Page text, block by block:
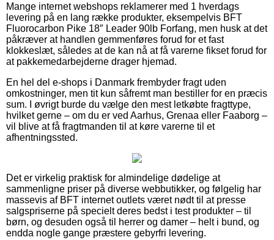
Mange internet webshops reklamerer med 1 hverdags
levering på en lang række produkter, eksempelvis BFT
Fluorocarbon Pike 18″ Leader 90lb Forfang, men husk at det
påkræver at handlen gemmenføres forud for et fast
klokkeslæt, således at de kan nå at få varerne fikset forud for
at pakkemedarbejderne drager hjemad.
En hel del e-shops i Danmark frembyder fragt uden
omkostninger, men tit kun såfremt man bestiller for en præcis
sum. I øvrigt burde du vælge den mest letkøbte fragttype,
hvilket gerne – om du er ved Aarhus, Grenaa eller Faaborg –
vil blive at få fragtmanden til at køre varerne til et
afhentningssted.
Det er virkelig praktisk for almindelige dødelige at
sammenligne priser på diverse webbutikker, og følgelig har
massevis af BFT internet outlets været nødt til at presse
salgspriserne på specielt deres bedst i test produkter – til
børn, og desuden også til herrer og damer – helt i bund, og
endda nogle gange præstere gebyrfri levering.